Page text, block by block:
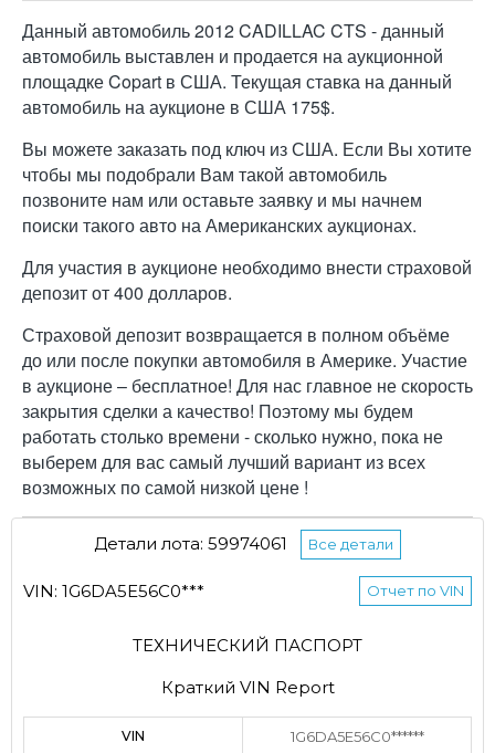
Данный автомобиль 2012 CADILLAC CTS - данный
автомобиль выставлен и продается на аукционной
площадке Copart в США. Текущая ставка на данный
автомобиль на аукционе в США 175$.
Вы можете заказать под ключ из США. Если Вы хотите
чтобы мы подобрали Вам такой автомобиль
позвоните нам или оставьте заявку и мы начнем
поиски такого авто на Американских аукционах.
Для участия в аукционе необходимо внести страховой
депозит от 400 долларов.
Страховой депозит возвращается в полном объёме
до или после покупки автомобиля в Америке. Участие
в аукционе – бесплатное! Для нас главное не скорость
закрытия сделки а качество! Поэтому мы будем
работать столько времени - сколько нужно, пока не
выберем для вас самый лучший вариант из всех
возможных по самой низкой цене !
Детали лота: 59974061 Все детали
VIN: 1G6DA5E56C0*** Отчет по VIN
ТЕХНИЧЕСКИЙ ПАСПОРТ
Краткий VIN Report
VIN 1G6DA5E56C0******